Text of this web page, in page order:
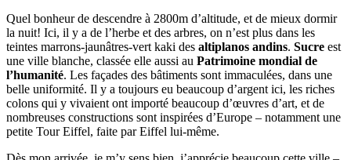
Quel bonheur de descendre à 2800m d’altitude, et de mieux dormir
la nuit! Ici, il y a de l’herbe et des arbres, on n’est plus dans les
teintes marrons-jaunâtres-vert kaki des altiplanos andins. Sucre est
une ville blanche, classée elle aussi au Patrimoine mondial de
l’humanité. Les façades des bâtiments sont immaculées, dans une
belle uniformité. Il y a toujours eu beaucoup d’argent ici, les riches
colons qui y vivaient ont importé beaucoup d’œuvres d’art, et de
nombreuses constructions sont inspirées d’Europe – notamment une
petite Tour Eiffel, faite par Eiffel lui-même.